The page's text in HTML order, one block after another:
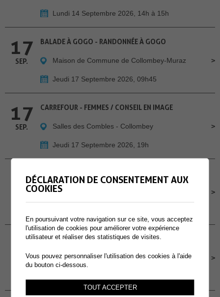
Lundi 14 Septembre 2026, 14h à 15h
17
SEP.
BALADE À GOGO - RANDONNÉE À GOGO
Maison de Commune de Collombey-Muraz
Jeudi 17 Septembre 2026, 09h45
17
SEP.
CARREFOUR - FEMMES / CONSEIL EN IMAGE
Salles des Combles - Collombey
Jeudi 17 Septembre 2026, 19h
18
SEP. Cour de l'école primaire de Muraz
19
SEP.
CONCOURS POMPIERS PROTECTION RESPIRATOIRE
Site des Perraires
DÉCLARATION DE CONSENTEMENT AUX
COOKIES
En poursuivant votre navigation sur ce site, vous acceptez
l'utilisation de cookies pour améliorer votre expérience
utilisateur et réaliser des statistiques de visites.
Vous pouvez personnaliser l'utilisation des cookies à l'aide
du bouton ci-dessous.
TOUT ACCEPTER